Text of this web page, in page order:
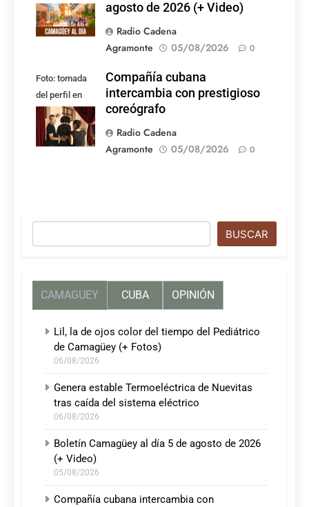
agosto de 2026 (+ Video)
Radio Cadena
Agramonte
05/08/2026 0
Foto: tomada
del perfil en
Facebook de la
compañía
Compañía cubana
intercambia con prestigioso
coreógrafo
Radio Cadena
Agramonte
05/08/2026 0
BUSCAR
CAMAGUEY CUBA OPINIÓN
Lil, la de ojos color del tiempo del Pediátrico
de Camagüey (+ Fotos)
06/08/2026
Genera estable Termoeléctrica de Nuevitas
tras caída del sistema eléctrico
06/08/2026
Boletín Camagüey al día 5 de agosto de 2026
(+ Video)
05/08/2026
Compañía cubana intercambia con